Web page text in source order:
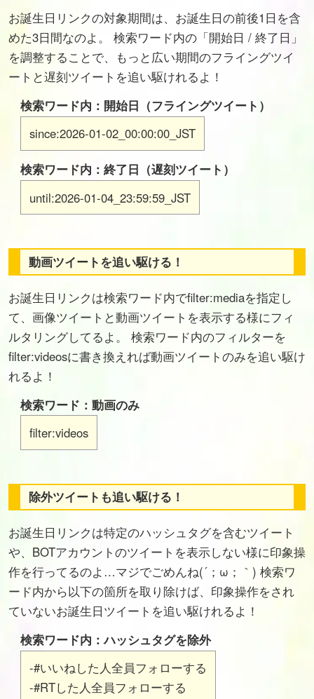
お誕生日リンクの対象期間は、お誕生日の前後1日を含
めた3日間なのよ。 検索ワード内の「開始日 / 終了日」
を調整することで、もっと広い期間のフライングツイ
ートと遅刻ツイートを追い駆けれるよ！
検索ワード内：開始日（フライングツイート）
since:2026-01-02_00:00:00_JST
検索ワード内：終了日（遅刻ツイート）
until:2026-01-04_23:59:59_JST
動画ツイートを追い駆ける！
お誕生日リンクは検索ワード内でfilter:mediaを指定し
て、画像ツイートと動画ツイートを表示する様にフィ
ルタリングしてるよ。 検索ワード内のフィルターを
filter:videosに書き換えれば動画ツイートのみを追い駆け
れるよ！
検索ワード：動画のみ
filter:videos
除外ツイートも追い駆ける！
お誕生日リンクは特定のハッシュタグを含むツイート
や、BOTアカウントのツイートを表示しない様に印象操
作を行ってるのよ…マジでごめんね(´；ω；｀) 検索ワ
ード内から以下の箇所を取り除けば、印象操作をされ
ていないお誕生日ツイートを追い駆けれるよ！
検索ワード内：ハッシュタグを除外
-#いいねした人全員フォローする
-#RTした人全員フォローする